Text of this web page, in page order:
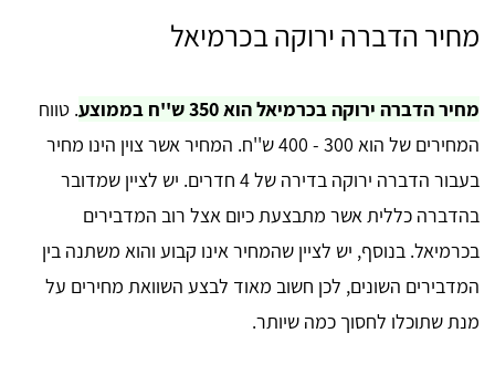
מחיר הדברה ירוקה בכרמיאל
מחיר הדברה ירוקה בכרמיאל הוא 350 ש''ח בממוצע
. טווח
המחירים של הוא 300 - 400 ש''ח. המחיר אשר צוין הינו מחיר
בעבור הדברה ירוקה בדירה של 4 חדרים. יש לציין שמדובר
בהדברה כללית אשר מתבצעת כיום אצל רוב המדבירים
בכרמיאל. בנוסף, יש לציין שהמחיר אינו קבוע והוא משתנה בין
המדבירים השונים, לכן חשוב מאוד לבצע השוואת מחירים על
מנת שתוכלו לחסוך כמה שיותר.